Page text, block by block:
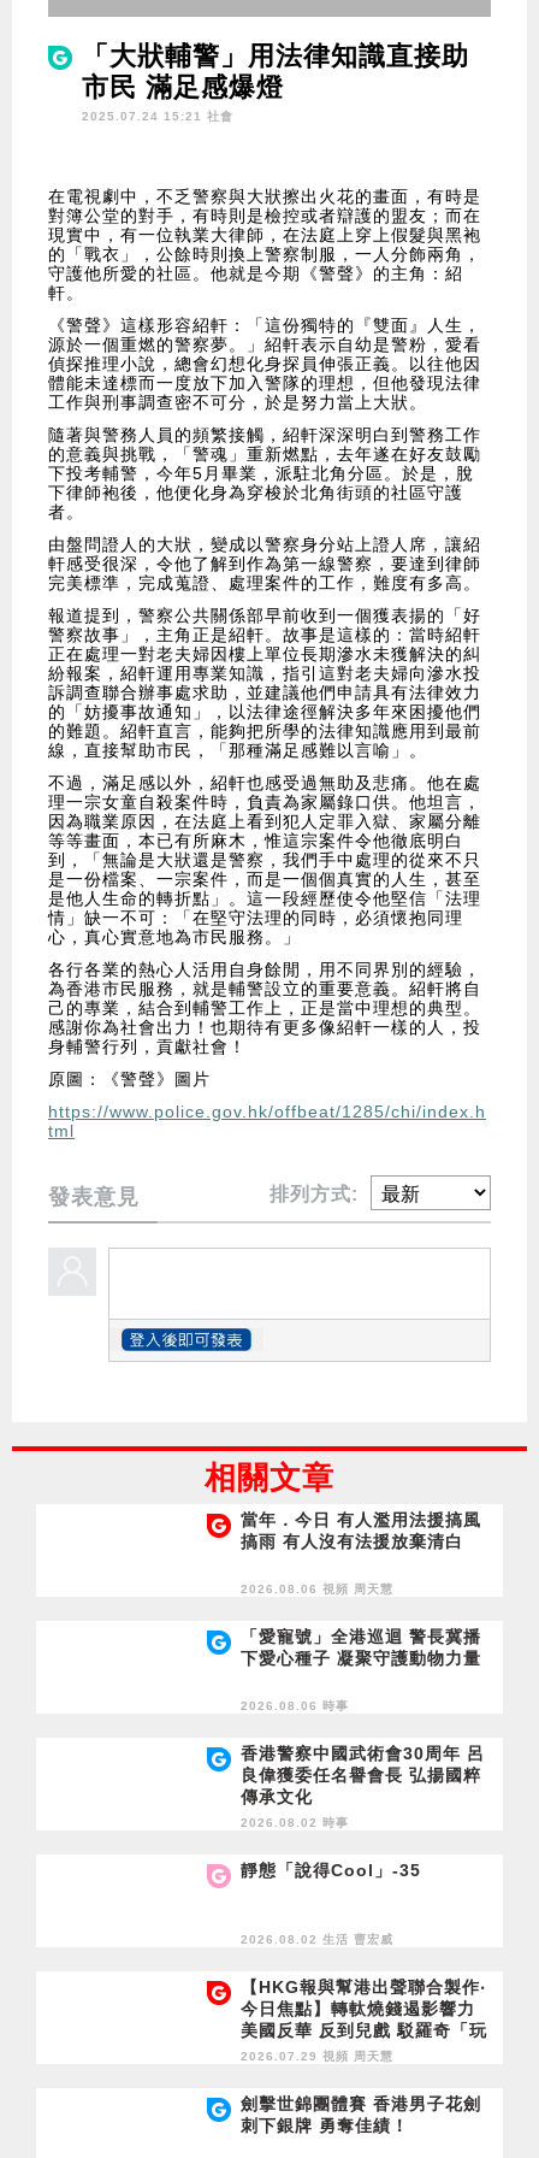
「大狀輔警」用法律知識直接助
市民 滿足感爆燈
2025.07.24 15:21 社會
在電視劇中，不乏警察與大狀擦出火花的畫面，有時是
對簿公堂的對手，有時則是檢控或者辯護的盟友；而在
現實中，有一位執業大律師，在法庭上穿上假髮與黑袍
的「戰衣」，公餘時則換上警察制服，一人分飾兩角，
守護他所愛的社區。他就是今期《警聲》的主角：紹
軒。
《警聲》這樣形容紹軒：「這份獨特的『雙面』人生，
源於一個重燃的警察夢。」紹軒表示自幼是警粉，愛看
偵探推理小說，總會幻想化身探員伸張正義。以往他因
體能未達標而一度放下加入警隊的理想，但他發現法律
工作與刑事調查密不可分，於是努力當上大狀。
隨著與警務人員的頻繁接觸，紹軒深深明白到警務工作
的意義與挑戰，「警魂」重新燃點，去年遂在好友鼓勵
下投考輔警，今年5月畢業，派駐北角分區。於是，脫
下律師袍後，他便化身為穿梭於北角街頭的社區守護
者。
由盤問證人的大狀，變成以警察身分站上證人席，讓紹
軒感受很深，令他了解到作為第一線警察，要達到律師
完美標準，完成蒐證、處理案件的工作，難度有多高。
報道提到，警察公共關係部早前收到一個獲表揚的「好
警察故事」，主角正是紹軒。故事是這樣的：當時紹軒
正在處理一對老夫婦因樓上單位長期滲水未獲解決的糾
紛報案，紹軒運用專業知識，指引這對老夫婦向滲水投
訴調查聯合辦事處求助，並建議他們申請具有法律效力
的「妨擾事故通知」，以法律途徑解決多年來困擾他們
的難題。紹軒直言，能夠把所學的法律知識應用到最前
線，直接幫助市民，「那種滿足感難以言喻」。
不過，滿足感以外，紹軒也感受過無助及悲痛。他在處
理一宗女童自殺案件時，負責為家屬錄口供。他坦言，
因為職業原因，在法庭上看到犯人定罪入獄、家屬分離
等等畫面，本已有所麻木，惟這宗案件令他徹底明白
到，「無論是大狀還是警察，我們手中處理的從來不只
是一份檔案、一宗案件，而是一個個真實的人生，甚至
是他人生命的轉折點」。這一段經歷使令他堅信「法理
情」缺一不可：「在堅守法理的同時，必須懷抱同理
心，真心實意地為市民服務。」
各行各業的熱心人活用自身餘閒，用不同界別的經驗，
為香港市民服務，就是輔警設立的重要意義。紹軒將自
己的專業，結合到輔警工作上，正是當中理想的典型。
感謝你為社會出力！也期待有更多像紹軒一樣的人，投
身輔警行列，貢獻社會！
原圖：《警聲》圖片
https://www.police.gov.hk/offbeat/1285/chi/index.h
tml
發表意見 排列方式:
相關文章
當年．今日 有人濫用法援搞風
搞雨 有人沒有法援放棄清白
2026.08.06 視頻 周天慧
「愛寵號」全港巡迴 警長冀播
下愛心種子 凝聚守護動物力量
2026.08.06 時事
香港警察中國武術會30周年 呂
良偉獲委任名譽會長 弘揚國粹
傳承文化
2026.08.02 時事
靜態「說得Cool」-35
2026.08.02 生活 曹宏威
【HKG報與幫港出聲聯合製作‧
今日焦點】轉軚燒錢遏影響力
美國反華 反到兒戲 駁羅奇「玩
完論」 香港唔靠中國 唔通靠美
2026.07.29 視頻 周天慧
劍擊世錦團體賽 香港男子花劍
刺下銀牌 勇奪佳績！